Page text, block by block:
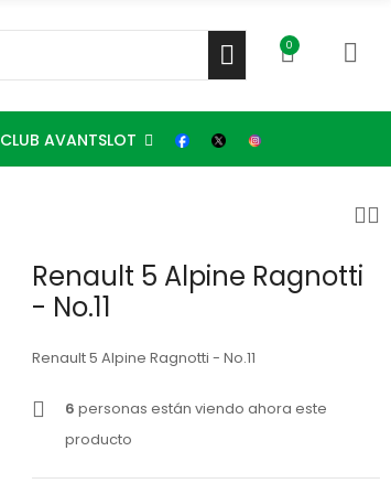
0
CLUB AVANTSLOT
Renault 5 Alpine Ragnotti
- No.11
Renault 5 Alpine Ragnotti - No.11
6 personas están viendo ahora este
producto